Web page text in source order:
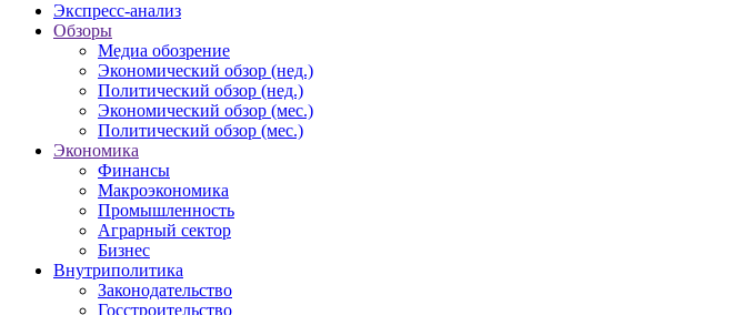
Экспресс-анализ
Обзоры
Медиа обозрение
Экономический обзор (нед.)
Политический обзор (нед.)
Экономический обзор (мес.)
Политический обзор (мес.)
Экономика
Финансы
Макроэкономика
Промышленность
Аграрный сектор
Бизнес
Внутриполитика
Законодательство
Госстроительство